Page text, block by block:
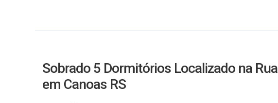
Sobrado 5 Dormitórios Localizado na
em Canoas RS